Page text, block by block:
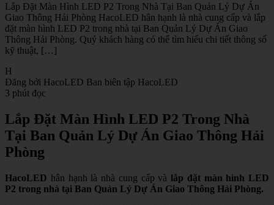
Lắp Đặt Màn Hình LED P2 Trong Nhà Tại Ban Quản Lý Dự Án
Giao Thông Hải Phòng HacoLED hân hạnh là nhà cung cấp và lắp
đặt màn hình LED P2 trong nhà tại Ban Quản Lý Dự Án Giao
Thông Hải Phòng. Quý khách hàng có thể tìm hiểu chi tiết thông số
kỹ thuật, […]
H
Đăng bởi HacoLED Ban biên tập HacoLED
3 phút đọc
Lắp Đặt Màn Hình LED P2 Trong Nhà
Tại Ban Quản Lý Dự Án Giao Thông Hải
Phòng
HacoLED hân hạnh là nhà cung cấp và lắp đặt màn hình LED
P2 trong nhà tại Ban Quản Lý Dự Án Giao Thông Hải Phòng.